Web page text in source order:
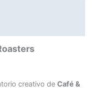
creativo de Café &